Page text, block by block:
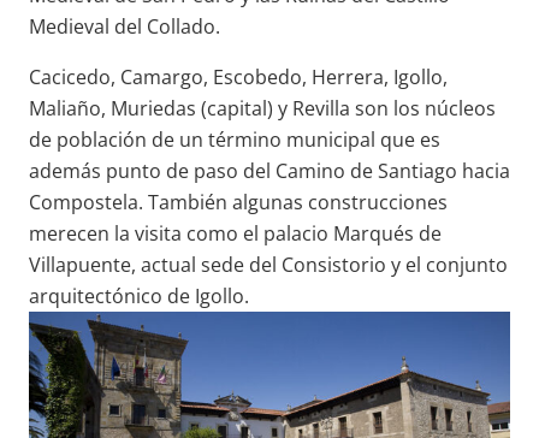
Medieval del Collado.
Cacicedo, Camargo, Escobedo, Herrera, Igollo,
Maliaño, Muriedas (capital) y Revilla son los núcleos
de población de un término municipal que es
además punto de paso del Camino de Santiago hacia
Compostela. También algunas construcciones
merecen la visita como el palacio Marqués de
Villapuente, actual sede del Consistorio y el conjunto
arquitectónico de Igollo.